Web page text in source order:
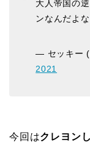
大人帝国の
ンなんだよな
— セッキー
2021
今回はクレヨン